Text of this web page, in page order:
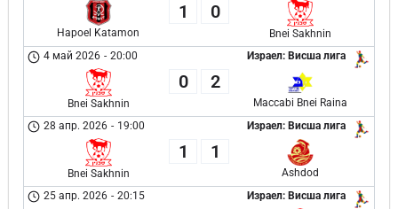
Hapoel Katamon
1 0
Bnei Sakhnin
Израел: Висша лига
4 май 2026 - 20:00
Bnei Sakhnin
0 2
Maccabi Bnei Raina
Израел: Висша лига
28 апр. 2026 - 19:00
Bnei Sakhnin
1 1
Ashdod
Израел: Висша лига
25 апр. 2026 - 20:15